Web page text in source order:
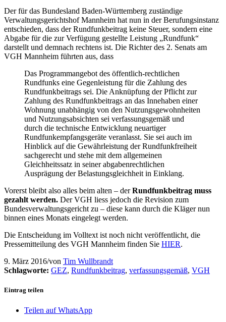
Der für das Bundesland Baden-Württemberg zuständige
Verwaltungsgerichtshof Mannheim hat nun in der Berufungsinstanz
entschieden, dass der Rundfunkbeitrag keine Steuer, sondern eine
Abgabe für die zur Verfügung gestellte Leistung „Rundfunk“
darstellt und demnach rechtens ist. Die Richter des 2. Senats am
VGH Mannheim führten aus, dass
Das Programmangebot des öffentlich-rechtlichen
Rundfunks eine Gegenleistung für die Zahlung des
Rundfunkbeitrags sei. Die Anknüpfung der Pflicht zur
Zahlung des Rundfunkbeitrags an das Innehaben einer
Wohnung unabhängig von den Nutzungsgewohnheiten
und Nutzungsabsichten sei verfassungsgemäß und
durch die technische Entwicklung neuartiger
Rundfunkempfangsgeräte veranlasst. Sie sei auch im
Hinblick auf die Gewährleistung der Rundfunkfreiheit
sachgerecht und stehe mit dem allgemeinen
Gleichheitssatz in seiner abgabenrechtlichen
Ausprägung der Belastungsgleichheit in Einklang.
Vorerst bleibt also alles beim alten – derRundfunkbeitrag muss
gezahlt werden. Der VGH liess jedoch die Revision zum
Bundesverwaltungsgericht zu – diese kann durch die Kläger nun
binnen eines Monats eingelegt werden.
Die Entscheidung im Volltext ist noch nicht veröffentlicht, die
Pressemitteilung des VGH Mannheim finden Sie HIER.
9. März 2016/von Tim Wullbrandt
Schlagworte: GEZ, Rundfunkbeitrag, verfassungsgemäß, VGH
Eintrag teilen
Teilen auf WhatsApp